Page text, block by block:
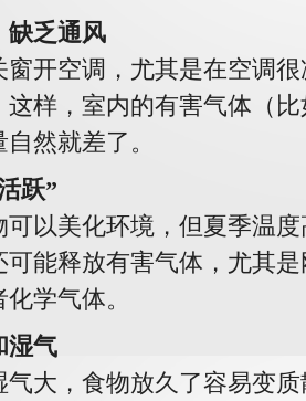
缺乏通风
窗开空调，尤其是在空调
这样，室内的有害气体（
然就差了。
跃”
可以美化环境，但夏季温
可能释放有害气体，尤其
学气体。
湿气
气大，食物放久了容易变